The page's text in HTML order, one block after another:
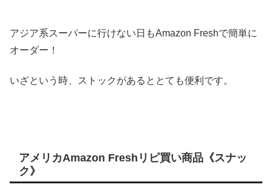
アジア系スーパーに行けない日もAmazon Freshで簡単に
オーダー！
いざという時、ストックがあるととても便利です。
アメリカAmazon Freshリピ買い商品《スナッ
ク》